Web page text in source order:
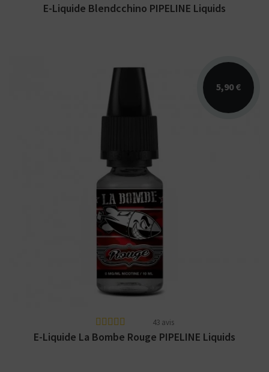
E-Liquide Blendcchino PIPELINE Liquids
5,90 €
Arômes : caramel, café, fruits à coque, blond,
chocolat, cannelle. La Bombe. E-liquide
43 avis
E-Liquide La Bombe Rouge PIPELINE Liquids